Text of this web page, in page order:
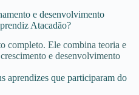
e desenvolvimento
Atacadão?
completo. Ele combina teoria e
e desenvolvimento
aprendizes que participaram do